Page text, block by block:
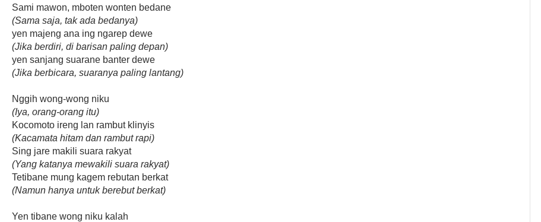
Sami mawon, mboten wonten bedane
(Sama saja, tak ada bedanya)
yen majeng ana ing ngarep dewe
(Jika berdiri, di barisan paling depan)
yen sanjang suarane banter dewe
(Jika berbicara, suaranya paling lantang)
Nggih wong-wong niku
(Iya, orang-orang itu)
Kocomoto ireng lan rambut klinyis
(Kacamata hitam dan rambut rapi)
Sing jare makili suara rakyat
(Yang katanya mewakili suara rakyat)
Tetibane mung kagem rebutan berkat
(Namun hanya untuk berebut berkat)
Yen tibane wong niku kalah